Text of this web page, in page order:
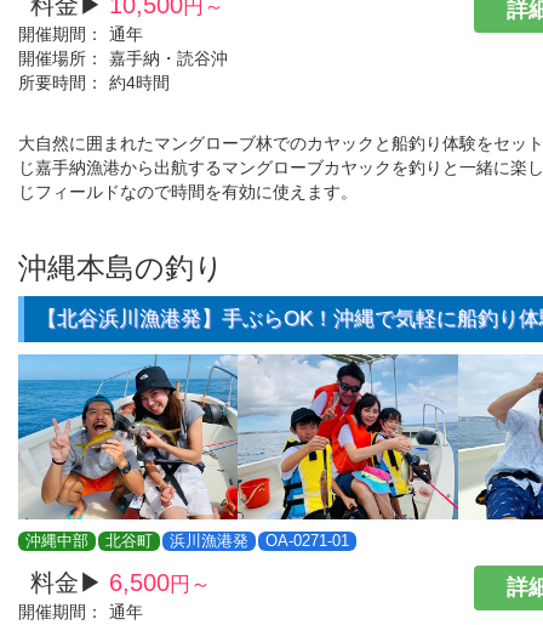
料金▶ 10,500円～
開催期間：
通年
開催場所：
嘉手納・読谷沖
所要時間：
約4時間
詳
大自然に囲まれたマングローブ林でのカヤックと船釣り体験をセッ
じ嘉手納漁港から出航するマングローブカヤックを釣りと一緒に楽
じフィールドなので時間を有効に使えます。
沖縄本島の釣り
【北谷浜川漁港発】手ぶらOK！沖縄で気軽に船釣り
沖縄中部 北谷町 浜川漁港発 OA-0271-01
料金▶ 6,500円～
開催期間：
通年
詳